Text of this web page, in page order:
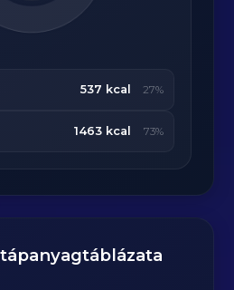
537 kcal 27%
1463 kcal 73%
tápanyagtáblázata